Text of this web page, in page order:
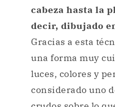
cabeza hasta la
decir, dibujado
Gracias a esta
una forma muy
luces, colores y
considerado uno